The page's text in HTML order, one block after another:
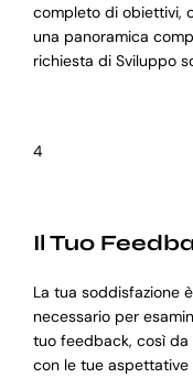
completo di obiettivi,
una panoramica
richiesta di Sviluppo
4
Il Tuo
La tua soddisfazione
necessario per
tuo feedback, così
con le tue